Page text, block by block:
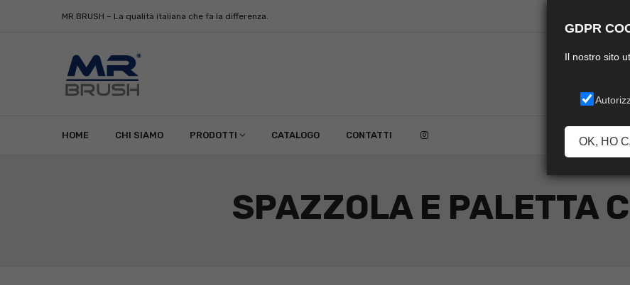
MR BRUSH – La qualità italiana che fa la differenza.
HOME CHI SIAMO PRODOTTI CATALOGO CONTATTI
SPAZZOLA E PALETTA
GDPR
Il nostro sito
OK, HO